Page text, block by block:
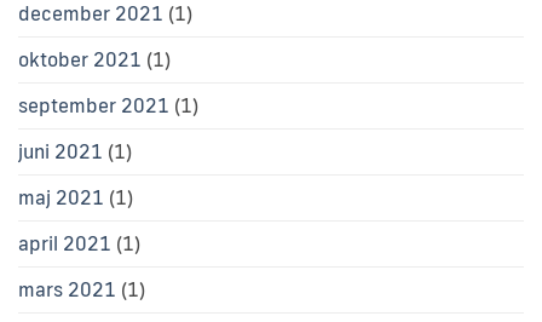
december 2021 (1)
oktober 2021 (1)
september 2021 (1)
juni 2021 (1)
maj 2021 (1)
april 2021 (1)
mars 2021 (1)